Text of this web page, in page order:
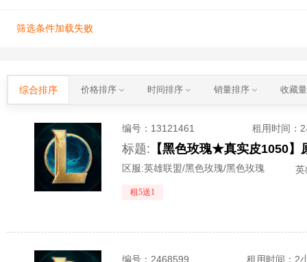
筛选条件加载失败
综合排序 价格排序 时间排序 销量排序 收藏
编号： 13121461 租用时间 ：
标题:
区服:英雄联盟/黑色玫瑰/黑色玫瑰
租5送1
编号： 2468599 租用时间 ：2